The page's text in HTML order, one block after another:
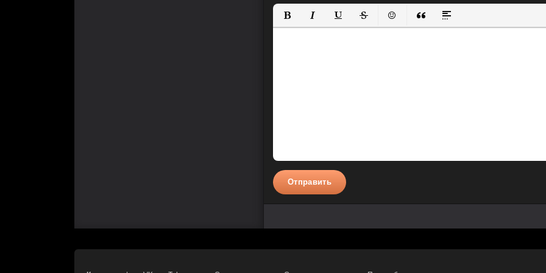
Полужирный
КурсивПодчеркнутый
ЗачеркнутыйВставить смайлик
Вставка цитаты
Вставка спойлера
Отправить